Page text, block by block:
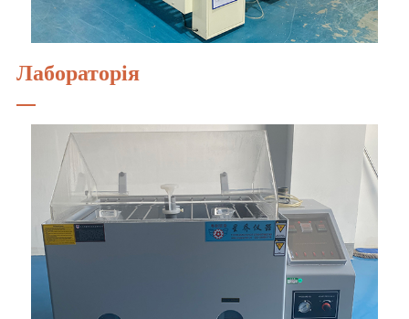
Лабораторія